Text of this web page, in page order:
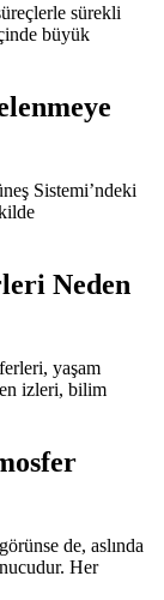
sürekli
büyük
Sistemi’ndeki
Neden
yaşam
izleri, bilim
de, aslında
Her